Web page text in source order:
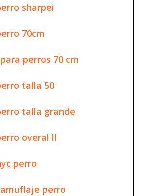
sharpei
70cm
perros 70 cm
talla 50
talla grande
overal ll
perro
perro